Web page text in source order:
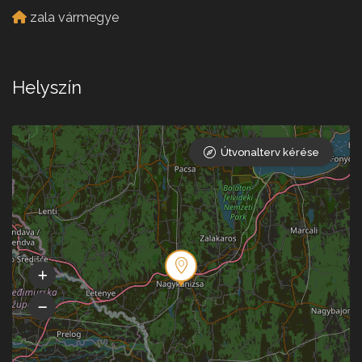
zala vármegye
Helyszín
Útvonalterv kérése